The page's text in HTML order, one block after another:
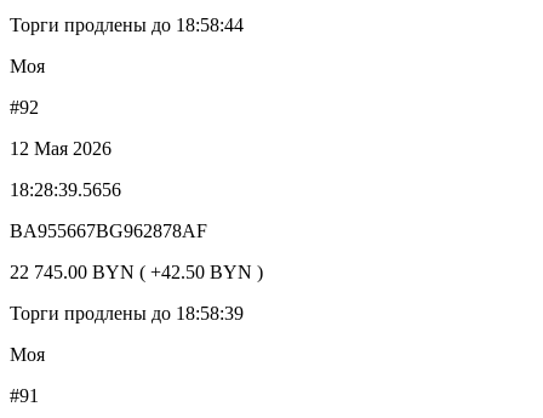
Торги продлены до 18:58:44
Моя
#92
12 Мая 2026
18:28:39.5656
BA955667BG962878AF
22 745.00 BYN ( +42.50 BYN )
Торги продлены до 18:58:39
Моя
#91